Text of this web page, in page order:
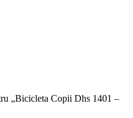
„Bicicleta Copii Dhs 1401 –